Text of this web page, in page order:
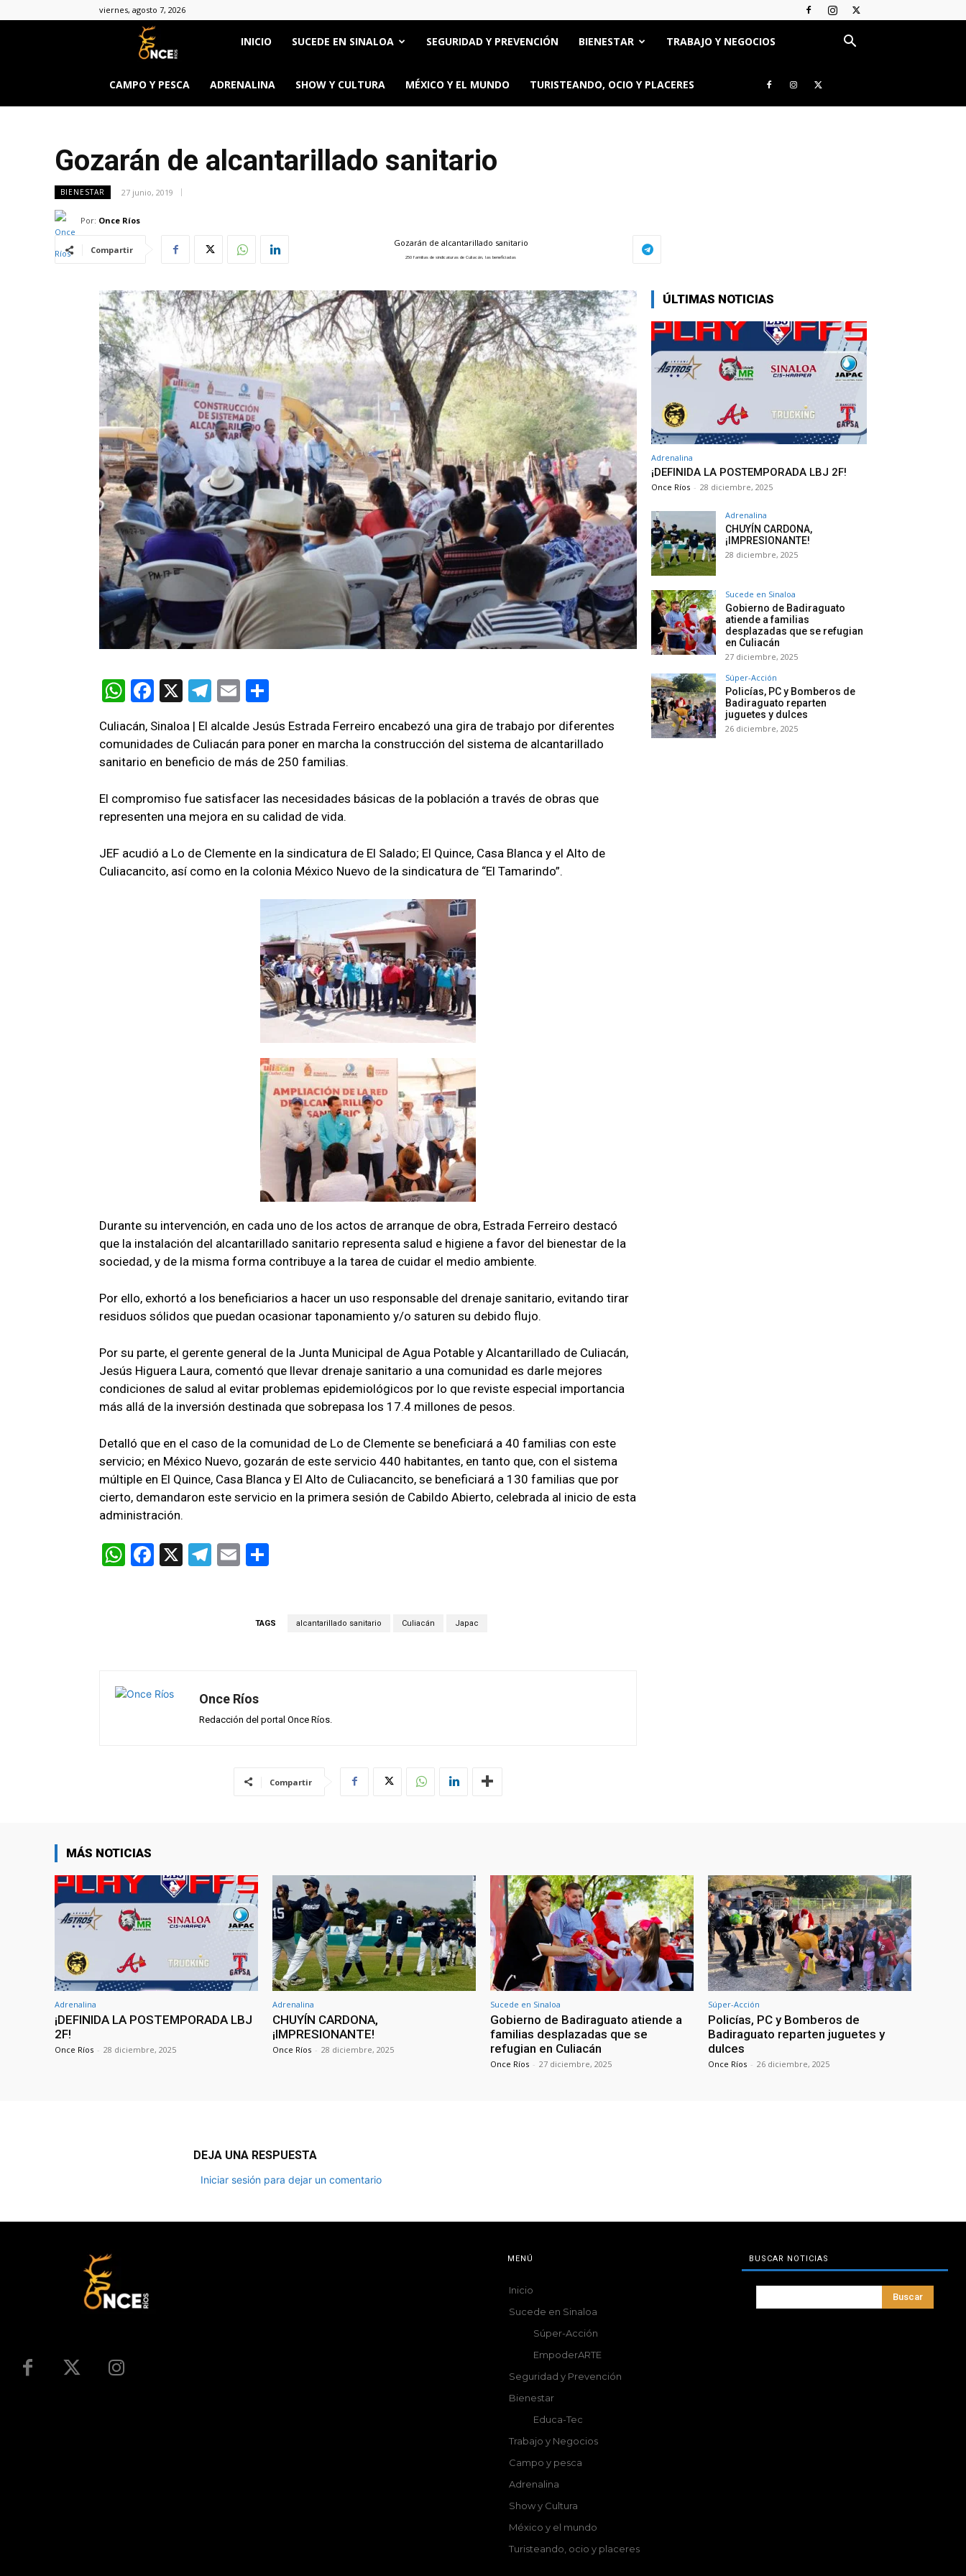
viernes, agosto 7, 2026
Once
Ríos
INICIO SUCEDE EN SINALOA SEGURIDAD Y PREVENCIÓN BIENESTAR TRABAJO Y NEGOCIOS
CAMPO Y PESCA ADRENALINA SHOW Y CULTURA MÉXICO Y EL MUNDO TURISTEANDO, OCIO Y PLACERES
Gozarán de alcantarillado sanitario
BIENESTAR 27 junio, 2019
Por: Once Ríos
Compartir
Gozarán de alcantarillado sanitario
250 familias de sindicaturas de Culiacán, las beneficiadas
W
at
s
p
p
F
ce
b
o
k
X
T
e
gr
m
E
ail m
p
tir
Culiacán, Sinaloa | El alcalde Jesús Estrada Ferreiro encabezó una gira de trabajo por diferentes
comunidades de Culiacán para poner en marcha la construcción del sistema de alcantarillado
sanitario en beneficio de más de 250 familias.
El compromiso fue satisfacer las necesidades básicas de la población a través de obras que
representen una mejora en su calidad de vida.
JEF acudió a Lo de Clemente en la sindicatura de El Salado; El Quince, Casa Blanca y el Alto de
Culiacancito, así como en la colonia México Nuevo de la sindicatura de “El Tamarindo”.
Durante su intervención, en cada uno de los actos de arranque de obra, Estrada Ferreiro destacó
que la instalación del alcantarillado sanitario representa salud e higiene a favor del bienestar de la
sociedad, y de la misma forma contribuye a la tarea de cuidar el medio ambiente.
Por ello, exhortó a los beneficiarios a hacer un uso responsable del drenaje sanitario, evitando tirar
residuos sólidos que puedan ocasionar taponamiento y/o saturen su debido flujo.
Por su parte, el gerente general de la Junta Municipal de Agua Potable y Alcantarillado de Culiacán,
Jesús Higuera Laura, comentó que llevar drenaje sanitario a una comunidad es darle mejores
condiciones de salud al evitar problemas epidemiológicos por lo que reviste especial importancia
más allá de la inversión destinada que sobrepasa los 17.4 millones de pesos.
Detalló que en el caso de la comunidad de Lo de Clemente se beneficiará a 40 familias con este
servicio; en México Nuevo, gozarán de este servicio 440 habitantes, en tanto que, con el sistema
múltiple en El Quince, Casa Blanca y El Alto de Culiacancito, se beneficiará a 130 familias que por
cierto, demandaron este servicio en la primera sesión de Cabildo Abierto, celebrada al inicio de esta
administración.
W
p
F
k
X
T
E
p
TAGS alcantarillado sanitario Culiacán Japac
Once Ríos
Redacción del portal Once Ríos.
Compartir
ÚLTIMAS NOTICIAS
Adrenalina
¡DEFINIDA LA POSTEMPORADA LBJ 2F!
Once Ríos - 28 diciembre, 2025
Adrenalina
CHUYÍN CARDONA,
¡IMPRESIONANTE!
28 diciembre, 2025
Sucede en Sinaloa
Gobierno de Badiraguato
atiende a familias
desplazadas que se refugian
en Culiacán
27 diciembre, 2025
Súper-Acción
Policías, PC y Bomberos de
Badiraguato reparten
juguetes y dulces
26 diciembre, 2025
MÁS NOTICIAS
Adrenalina
¡DEFINIDA LA POSTEMPORADA LBJ
2F!
Once Ríos - 28 diciembre, 2025
Adrenalina
CHUYÍN CARDONA,
¡IMPRESIONANTE!
Once Ríos - 28 diciembre, 2025
Sucede en Sinaloa
Gobierno de Badiraguato atiende a
familias desplazadas que se
refugian en Culiacán
Once Ríos - 27 diciembre, 2025
Súper-Acción
Policías, PC y Bomberos de
Badiraguato reparten juguetes y
dulces
Once Ríos - 26 diciembre, 2025
DEJA UNA RESPUESTA
Iniciar sesión para dejar un comentario
MENÚ
Inicio
Sucede en Sinaloa
Súper-Acción
EmpoderARTE
Seguridad y Prevención
Bienestar
Educa-Tec
Trabajo y Negocios
Campo y pesca
Adrenalina
Show y Cultura
México y el mundo
Turisteando, ocio y placeres
BUSCAR NOTICIAS
Buscar